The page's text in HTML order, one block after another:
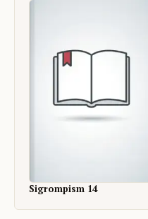
Sigrompism 14